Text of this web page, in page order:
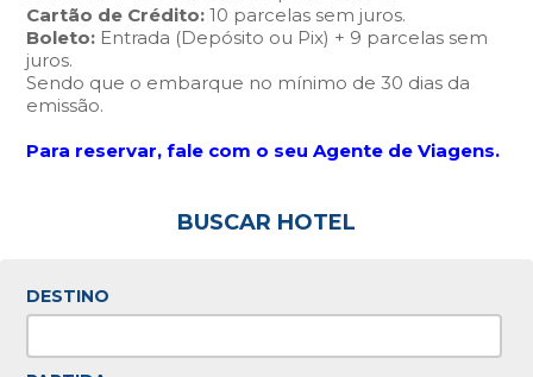
Cartão de Crédito: 10 parcelas sem juros.
Boleto: Entrada (Depósito ou Pix) + 9 parcelas sem
juros.
Sendo que o embarque no mínimo de 30 dias da
emissão.
Para reservar, fale com o seu Agente de Viagens.
BUSCAR HOTEL
DESTINO